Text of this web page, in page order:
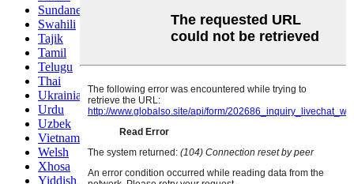
Sundanese
Swahili
Tajik
Tamil
Telugu
Thai
Ukrainian
Urdu
Uzbek
Vietnamese
Welsh
Xhosa
Yiddish